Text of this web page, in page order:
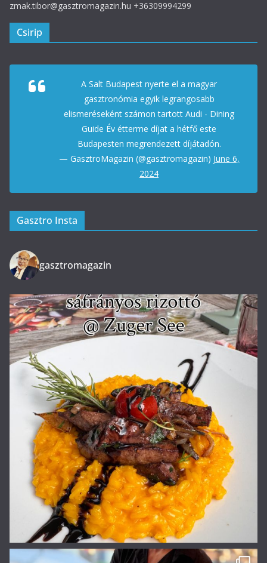
zmak.tibor@gasztromagazin.hu +36309994299
Csirip
A Salt Budapest nyerte el a magyar
gasztronómia egyik legrangosabb
elismeréseként számon tartott Audi - Dining
Guide Év étterme díjat a hétfő este
Budapesten megrendezett díjátadón.
— GasztroMagazin (@gasztromagazin) June 6,
2024
Gasztro Insta
gasztromagazin